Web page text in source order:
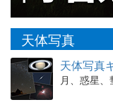
天体写真
天体写真
月、惑星